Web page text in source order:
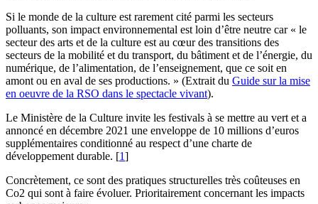
Si le monde de la culture est rarement cité parmi les secteurs
polluants, son impact environnemental est loin d’être neutre car « le
secteur des arts et de la culture est au cœur des transitions des
secteurs de la mobilité et du transport, du bâtiment et de l’énergie, du
numérique, de l’alimentation, de l’enseignement, que ce soit en
amont ou en aval de ses productions. » (Extrait du Guide sur la mise
en oeuvre de la RSO dans le spectacle vivant).
Le Ministère de la Culture invite les festivals à se mettre au vert et a
annoncé en décembre 2021 une enveloppe de 10 millions d’euros
supplémentaires conditionné au respect d’une charte de
développement durable. [1]
Concrètement, ce sont des pratiques structurelles très coûteuses en
Co2 qui sont à faire évoluer. Prioritairement concernant les impacts